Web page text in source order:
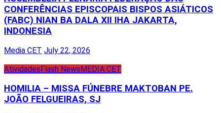
CONFERÊNCIAS EPISCOPAIS BISPOS ASIÁTICOS
(FABC) NIAN BA DALA XII IHA JAKARTA,
INDONESIA
Media CET July 22, 2026
AtividadesFlash NewsMEDIA CET
HOMILIA – MISSA FÚNEBRE MAKTOBAN PE.
JOÃO FELGUEIRAS, SJ